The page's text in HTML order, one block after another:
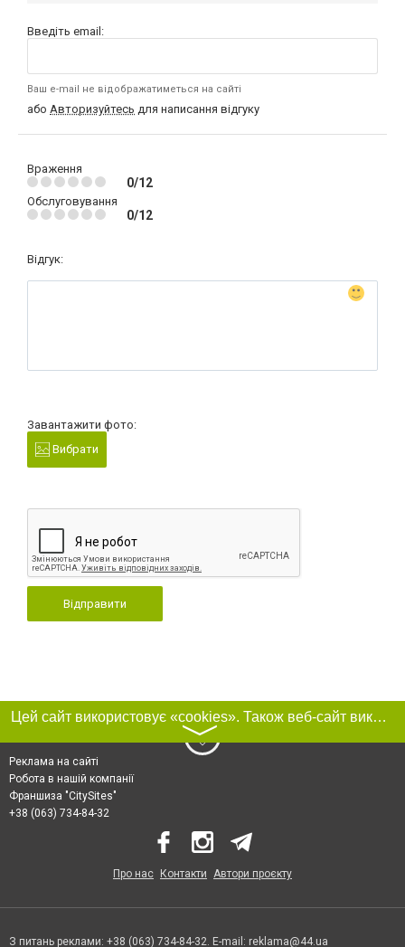
Введіть email:
Ваш e-mail не відображатиметься на сайті
або Авторизуйтесь для написання відгуку
Враження
0/12
Обслуговування
0/12
Відгук:
Завантажити фото:
Вибрати
Відправити
Цей сайт використовує «cookies». Також веб-сайт використовує інтернет-сервіс для збору технічних даних стосовно відвідувачів з метою отримання маркетингової та статистичної інформації. Умови обробки даних відвідувачів сайту див.
〉
Реклама на сайті
Робота в нашій компанії
Франшиза "CitySites"
+38 (063) 734-84-32
Про нас Контакти Автори проєкту
З питань реклами: +38 (063) 734-84-32. E-mail: reklama@44.ua